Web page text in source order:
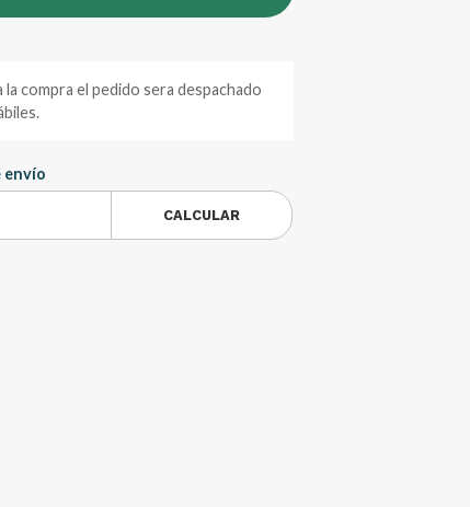
la compra el pedido sera despachado
envío
CALCULAR